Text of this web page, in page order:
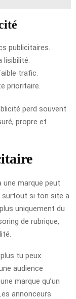
publicitaires.
trafic.
prioritaire.
perd souvent
propre et
une marque peut
surtout si ton site a
uniquement du
de rubrique,
tu peux
audience
marque qu’un
annonceurs